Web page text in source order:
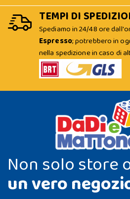
TEMPI DI
Spediamo in 24/48 ore
Espresso; potrebbero in
nella spedizione in caso di
Non solo store
un vero